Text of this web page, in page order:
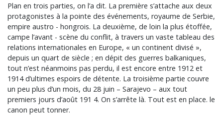
Plan en trois parties, on l’a dit. La première s’attache aux deux
protagonistes à la pointe des événements, royaume de Serbie,
empire austro - hongrois. La deuxième, de loin la plus étoffée,
campe l’avant - scène du conflit, à travers un vaste tableau des
relations internationales en Europe, « un continent divisé »,
depuis un quart de siècle ; en dépit des guerres balkaniques,
tout n’est néanmoins pas perdu, il est encore entre 1912 et
1914 d’ultimes espoirs de détente. La troisième partie couvre
un peu plus d’un mois, du 28 juin – Sarajevo – aux tout
premiers jours d’août 191 4. On s’arrête là. Tout est en place. le
canon peut tonner.